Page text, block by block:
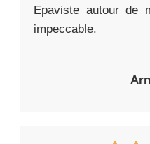
Epaviste autour de
impeccable.